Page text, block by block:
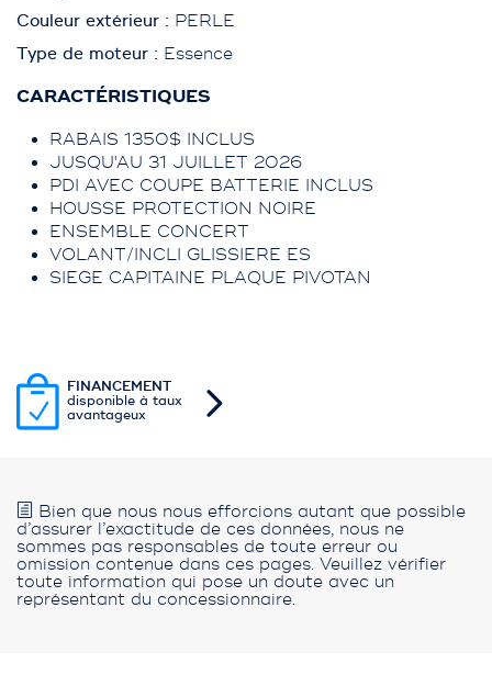
Couleur extérieur : PERLE
Type de moteur : Essence
CARACTÉRISTIQUES
RABAIS 1350$ INCLUS
JUSQU'AU 31 JUILLET 2026
PDI AVEC COUPE BATTERIE INCLUS
HOUSSE PROTECTION NOIRE
ENSEMBLE CONCERT
VOLANT/INCLI GLISSIERE ES
SIEGE CAPITAINE PLAQUE PIVOTAN
FINANCEMENT
disponible à taux
avantageux
Bien que nous nous efforcions autant que possible
d’assurer l’exactitude de ces données, nous ne
sommes pas responsables de toute erreur ou
omission contenue dans ces pages. Veuillez vérifier
toute information qui pose un doute avec un
représentant du concessionnaire.